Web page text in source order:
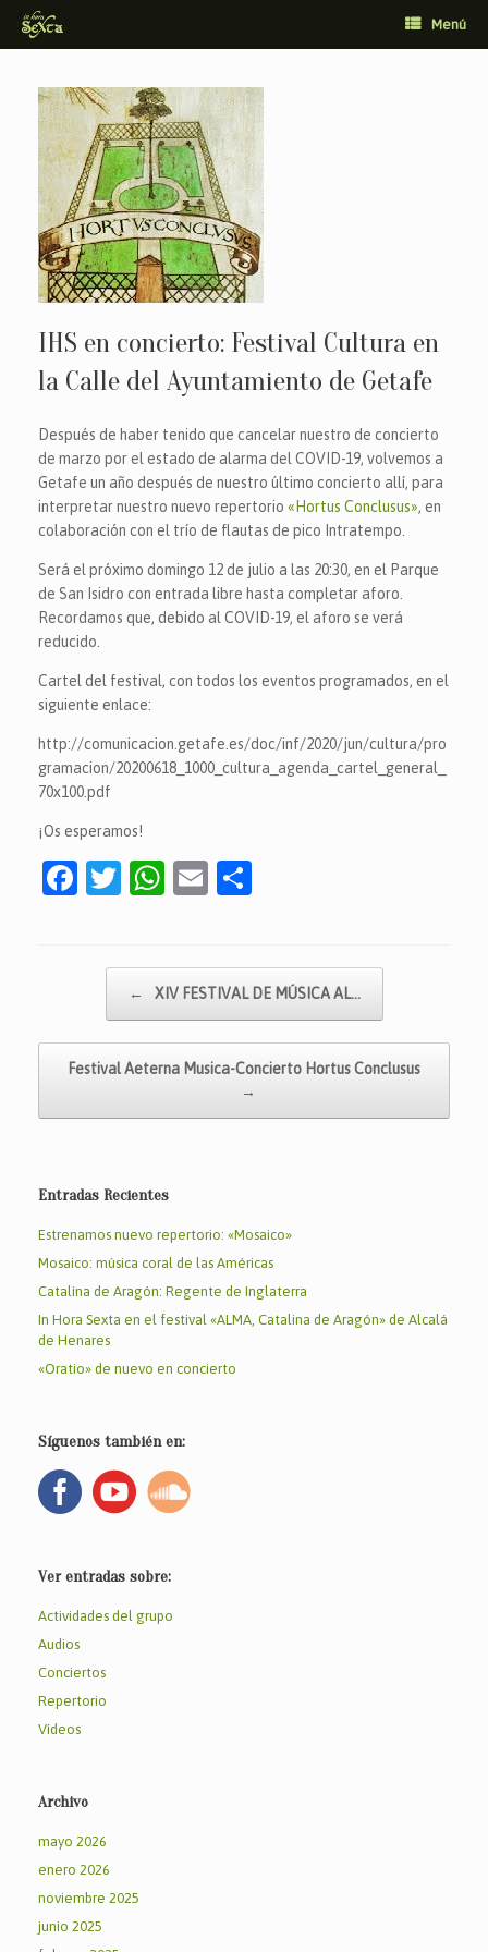
Saltar
contenido
Menú
IHS en concierto: Festival Cultura en
la Calle del Ayuntamiento de Getafe
Después de haber tenido que cancelar nuestro de concierto
de marzo por el estado de alarma del COVID-19, volvemos a
Getafe un año después de nuestro último concierto allí, para
interpretar nuestro nuevo repertorio «Hortus Conclusus», en
colaboración con el trío de flautas de pico Intratempo.
Será el próximo domingo 12 de julio a las 20:30, en el Parque
de San Isidro con entrada libre hasta completar aforo.
Recordamos que, debido al COVID-19, el aforo se verá
reducido.
Cartel del festival, con todos los eventos programados, en el
siguiente enlace:
http://comunicacion.getafe.es/doc/inf/2020/jun/cultura/pro
gramacion/20200618_1000_cultura_agenda_cartel_general_
70x100.pdf
¡Os esperamos!
F
o
o
k
T
er
W
s
A
p
p
E
l
p
ar
tir
← XIV FESTIVAL DE MÚSICA AL…
Festival Aeterna Musica-Concierto Hortus Conclusus
→
Entradas Recientes
Estrenamos nuevo repertorio: «Mosaico»
Mosaico: música coral de las Américas
Catalina de Aragón: Regente de Inglaterra
In Hora Sexta en el festival «ALMA, Catalina de Aragón» de Alcalá
de Henares
«Oratio» de nuevo en concierto
Síguenos también en:
Ver entradas sobre:
Actividades del grupo
Audios
Conciertos
Repertorio
Vídeos
Archivo
mayo 2026
enero 2026
noviembre 2025
junio 2025